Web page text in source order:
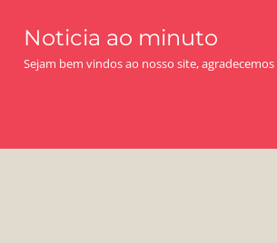
content
Noticia ao minuto
Sejam bem vindos ao nosso site, agradecemos